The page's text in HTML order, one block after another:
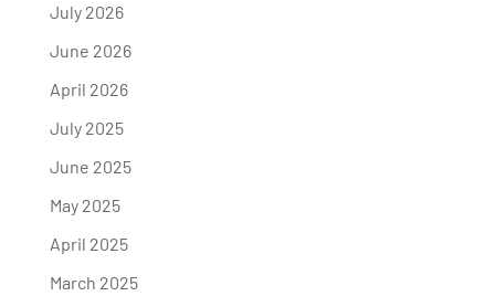
July 2026
June 2026
April 2026
July 2025
June 2025
May 2025
April 2025
March 2025